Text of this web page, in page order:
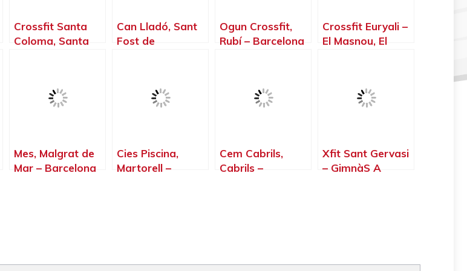
Crossfit Santa
Coloma, Santa
Can Lladó, Sant
Fost de
Ogun Crossfit,
Rubí – Barcelona
Crossfit Euryali –
El Masnou, El
Mes, Malgrat de
Mar – Barcelona
Cies Piscina,
Martorell –
Cem Cabrils,
Cabrils –
Xfit Sant Gervasi
– GimnàS A